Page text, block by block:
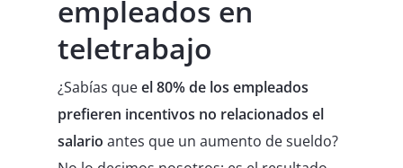
empleados en
teletrabajo
¿Sabías queel 80% de los empleados
prefieren incentivos no relacionados el
salarioantes que un aumento de sueldo?